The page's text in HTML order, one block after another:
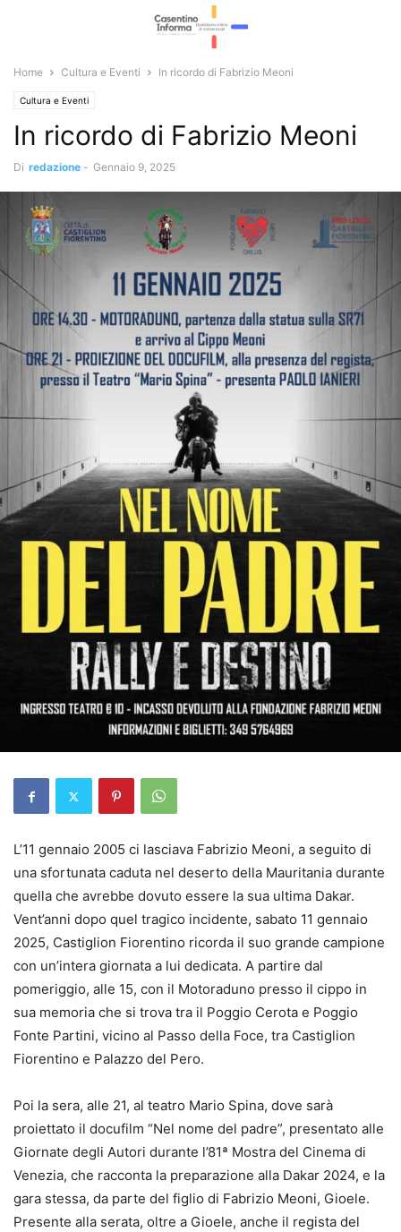
Home Cultura e Eventi In ricordo di Fabrizio Meoni
Cultura e Eventi
In ricordo di Fabrizio Meoni
Di redazione - Gennaio 9, 2025
L’11 gennaio 2005 ci lasciava Fabrizio Meoni, a seguito di
una sfortunata caduta nel deserto della Mauritania durante
quella che avrebbe dovuto essere la sua ultima Dakar.
Vent’anni dopo quel tragico incidente, sabato 11 gennaio
2025, Castiglion Fiorentino ricorda il suo grande campione
con un’intera giornata a lui dedicata. A partire dal
pomeriggio, alle 15, con il Motoraduno presso il cippo in
sua memoria che si trova tra il Poggio Cerota e Poggio
Fonte Partini, vicino al Passo della Foce, tra Castiglion
Fiorentino e Palazzo del Pero.
Poi la sera, alle 21, al teatro Mario Spina, dove sarà
proiettato il docufilm “Nel nome del padre”, presentato alle
Giornate degli Autori durante l’81ª Mostra del Cinema di
Venezia, che racconta la preparazione alla Dakar 2024, e la
gara stessa, da parte del figlio di Fabrizio Meoni, Gioele.
Presente alla serata, oltre a Gioele, anche il regista del